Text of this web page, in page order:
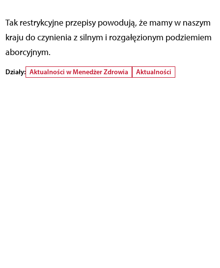
Tak restrykcyjne przepisy powodują, że mamy w naszym
kraju do czynienia z silnym i rozgałęzionym podziemiem
aborcyjnym.
Działy: Aktualności w Menedżer Zdrowia Aktualności